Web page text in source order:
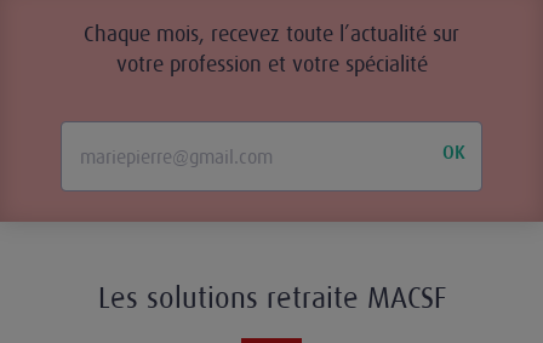
Chaque mois, recevez toute l’actualité sur
votre profession et votre spécialité
OK
Les solutions retraite MACSF